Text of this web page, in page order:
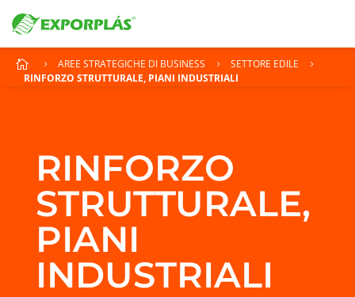
 5 AREE STRATEGICHE DI BUSINESS 5 SETTORE EDILE 5
RINFORZO STRUTTURALE, PIANI INDUSTRIALI
RINFORZO
STRUTTURALE,
PIANI
INDUSTRIALI